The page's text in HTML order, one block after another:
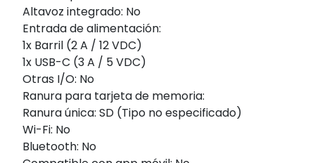
Altavoz integrado: No
Entrada de alimentación:
1x Barril (2 A / 12 VDC)
1x USB-C (3 A / 5 VDC)
Otras I/O: No
Ranura para tarjeta de memoria:
Ranura única: SD (Tipo no especificado)
Wi-Fi: No
Bluetooth: No